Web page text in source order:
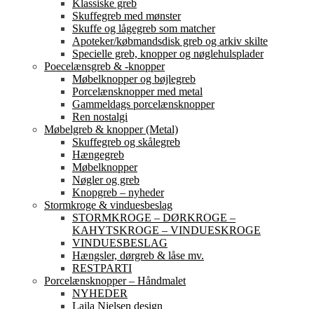
Klassiske greb
Skuffegreb med mønster
Skuffe og lågegreb som matcher
Apoteker/købmandsdisk greb og arkiv skilte
Specielle greb, knopper og nøglehulsplader
Poecelænsgreb & -knopper
Møbelknopper og bøjlegreb
Porcelænsknopper med metal
Gammeldags porcelænsknopper
Ren nostalgi
Møbelgreb & knopper (Metal)
Skuffegreb og skålegreb
Hængegreb
Møbelknopper
Nøgler og greb
Knopgreb – nyheder
Stormkroge & vinduesbeslag
STORMKROGE – DØRKROGE –
KAHYTSKROGE – VINDUESKROGE
VINDUESBESLAG
Hængsler, dørgreb & låse mv.
RESTPARTI
Porcelænsknopper – Håndmalet
NYHEDER
Laila Nielsen design